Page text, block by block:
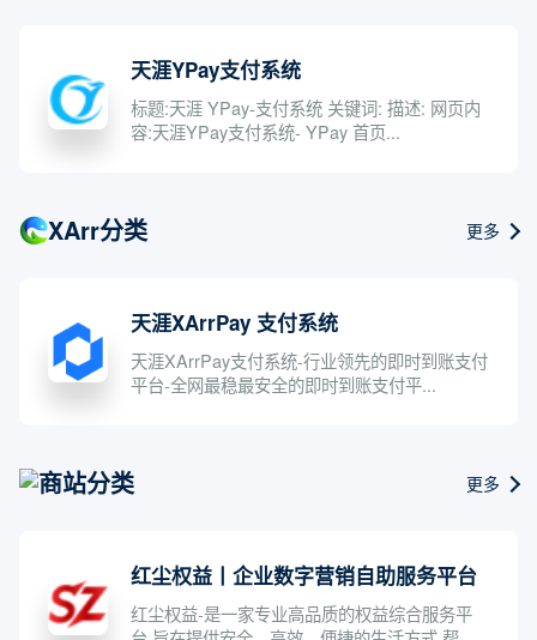
天涯YPay支付系统
标题:天涯 YPay-支付系统 关键词: 描述: 网页内
容:天涯YPay支付系统- YPay 首页...
XArr分类 更多
天涯XArrPay 支付系统
天涯XArrPay支付系统-行业领先的即时到账支付
平台-全网最稳最安全的即时到账支付平...
商站分类 更多
红尘权益丨企业数字营销自助服务平台
红尘权益-是一家专业高品质的权益综合服务平